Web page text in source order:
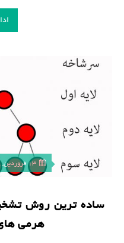
13 فروردین, 1398
ساده ترین روش
هرمی